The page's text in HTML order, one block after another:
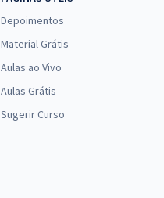
Depoimentos
Material Grátis
Aulas ao Vivo
Aulas Grátis
Sugerir Curso